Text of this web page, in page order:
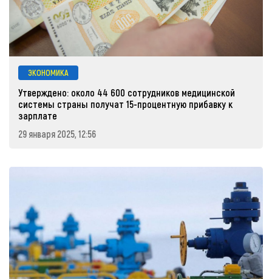
ЭКОНОМИКА
Утверждено: около 44 600 сотрудников медицинской
системы страны получат 15-процентную прибавку к
зарплате
29 января 2025, 12:56